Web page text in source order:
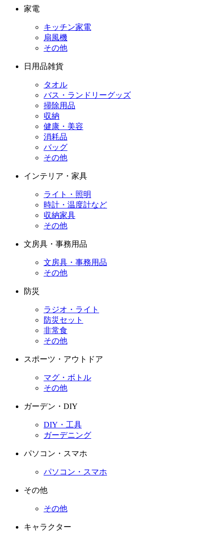
家電
キッチン家電
扇風機
その他
日用品雑貨
タオル
バス・ランドリーグッズ
掃除用品
収納
健康・美容
消耗品
バッグ
その他
インテリア・家具
ライト・照明
時計・温度計など
収納家具
その他
文房具・事務用品
文房具・事務用品
その他
防災
ラジオ・ライト
防災セット
非常食
その他
スポーツ・アウトドア
マグ・ボトル
その他
ガーデン・DIY
DIY・工具
ガーデニング
パソコン・スマホ
パソコン・スマホ
その他
その他
キャラクター